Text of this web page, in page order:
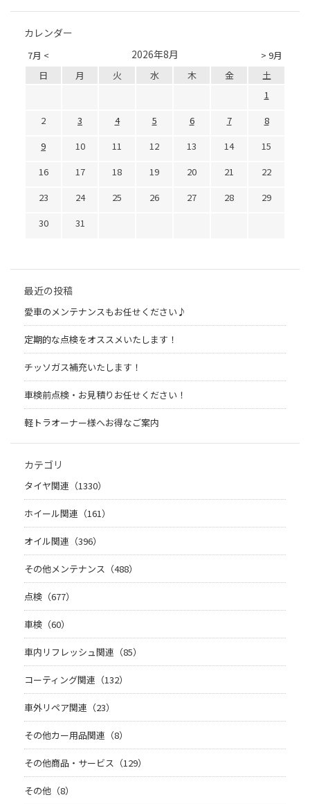
カレンダー
7月 < > 9月
2026年8月
日 月 火 水 木 金
土
1
2
3 4 5 6 7
8
9
10 11 12 13 14
15
16
17 18 19 20 21
22
23
24 25 26 27 28
29
30
31
最近の投稿
愛車のメンテナンスもお任せください♪
定期的な点検をオススメいたします！
チッソガス補充いたします！
車検前点検・お見積りお任せください！
軽トラオーナー様へお得なご案内
カテゴリ
タイヤ関連（1330）
ホイール関連（161）
オイル関連（396）
その他メンテナンス（488）
点検（677）
車検（60）
車内リフレッシュ関連（85）
コーティング関連（132）
車外リペア関連（23）
その他カー用品関連（8）
その他商品・サービス（129）
その他（8）